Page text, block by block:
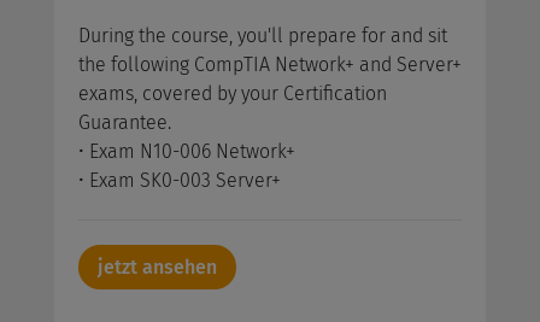
During the course, you'll prepare for and sit
the following CompTIA Network+ and Server+
exams, covered by your Certification
Guarantee.
• Exam N10-006 Network+
• Exam SK0-003 Server+
jetzt ansehen